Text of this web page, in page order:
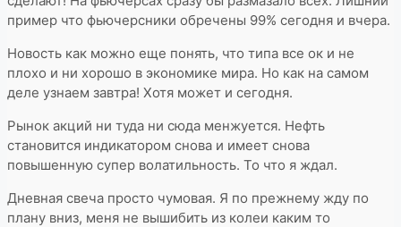
пример что фьючерсники обречены 99% сегодня и вчера.
Новость как можно еще понять, что типа все ок и не
плохо и ни хорошо в экономике мира. Но как на самом
деле узнаем завтра! Хотя может и сегодня.
Рынок акций ни туда ни сюда менжуется. Нефть
становится индикатором снова и имеет снова
повышенную супер волатильность. То что я ждал.
Дневная свеча просто чумовая. Я по прежнему жду по
плану вниз, меня не вышибить из колеи каким то